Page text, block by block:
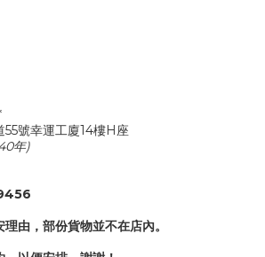
號幸運工廈14樓H座
年)
由，部份貨物並不在店內。